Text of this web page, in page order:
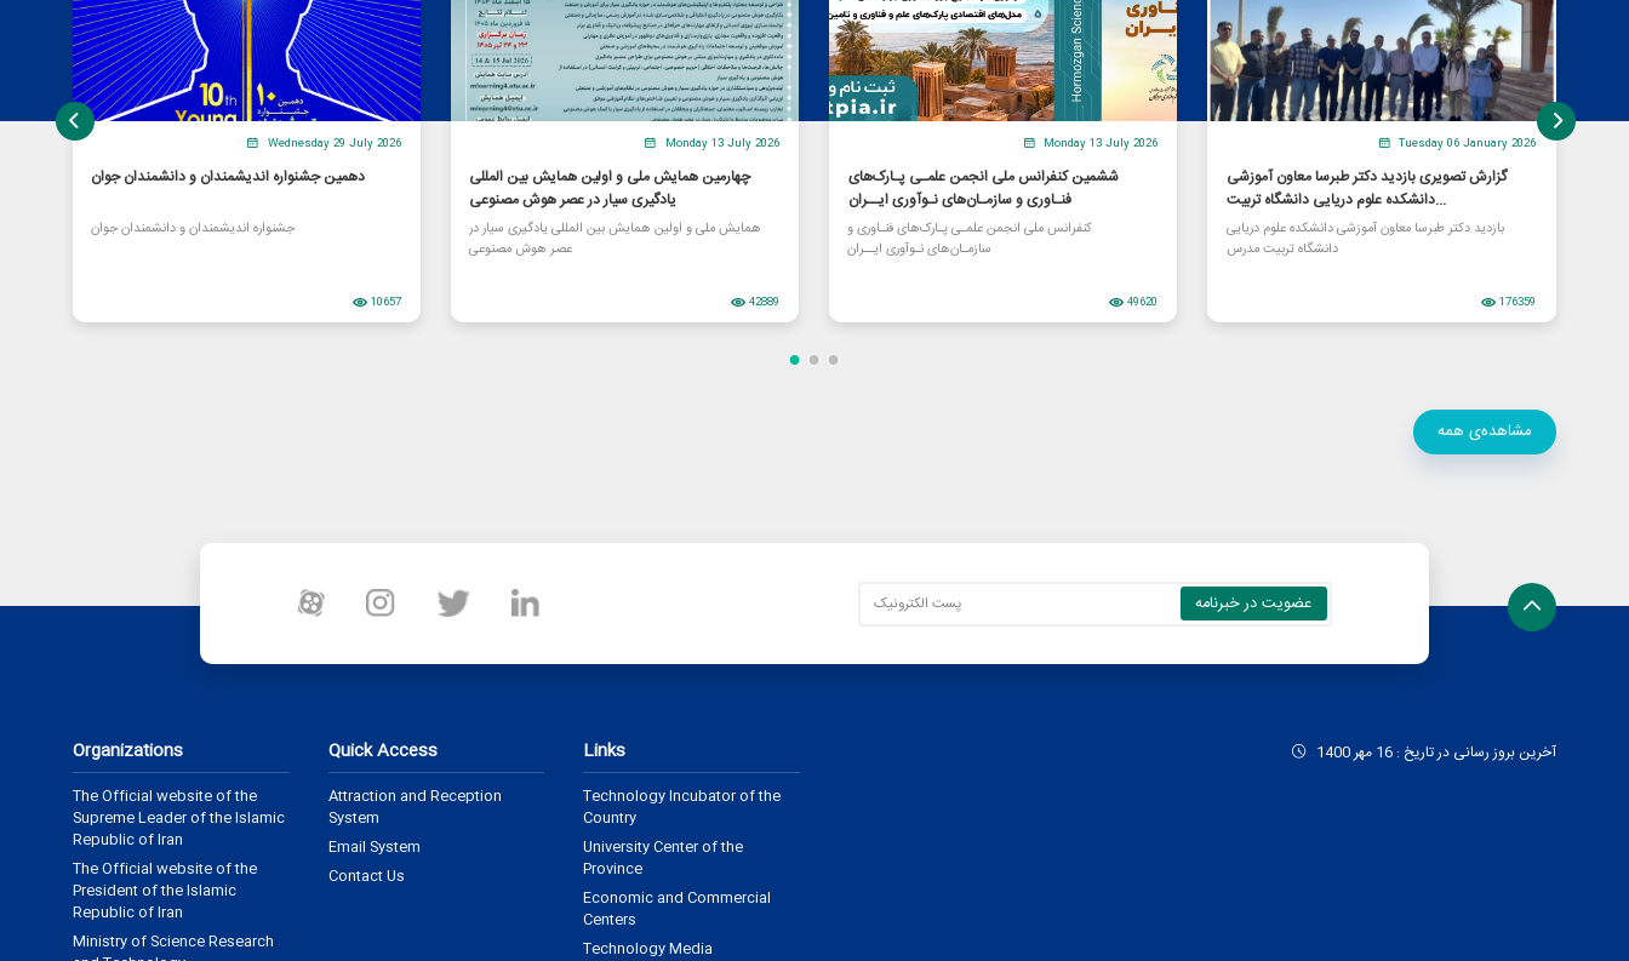
Wednesday 29 July 2026
دهمین جشنواره اندیشمندان و دانشمندان جوان
جشنواره اندیشمندان و دانشمندان جوان
10657
Monday 13 July 2026
چهارمین همایش ملی و اولین همایش بین المللی
یادگیری سیار در عصر هوش مصنوعی
همایش ملی و اولین همایش بین المللی یادگیری سیار در
عصر هوش مصنوعی
42889
Monday 13 July 2026
ششمین کنفرانس ملی انجمن علمـی پـارک‌های
فنـاوری و سازمـان‌های نـوآوری ایــران
کنفرانس ملی انجمن علمـی پـارک‌های فنـاوری و
سازمـان‌های نـوآوری ایــران
49620
Tuesday 06 January 2026
گزارش تصویری بازدید دکتر طبرسا معاون آموزشی
دانشکده علوم دریایی دانشگاه تربیت...
بازدید دکتر طبرسا معاون آموزشی دانشکده علوم دریایی
دانشگاه تربیت مدرس
176359
مشاهده‌ی همه
Organizations
The Official website of the
Supreme Leader of the Islamic
Republic of Iran
The Official website of the
President of the Islamic
Republic of Iran
Ministry of Science Research
Quick Access
Attraction and Reception
System
Email System
Contact Us
Links
Technology Incubator of the
Country
University Center of the
Province
Economic and Commercial
Centers
Technology Media
آخرین بروز رسانی در تاریخ : 16 مهر 1400